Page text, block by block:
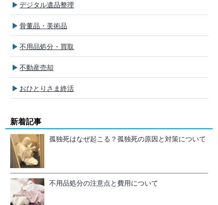
デジタル遺品整理
骨董品・美術品
不用品処分・買取
不動産売却
おひとりさま終活
新着記事
孤独死はなぜ起こる？孤独死の原因と対策について
不用品処分の注意点と費用について